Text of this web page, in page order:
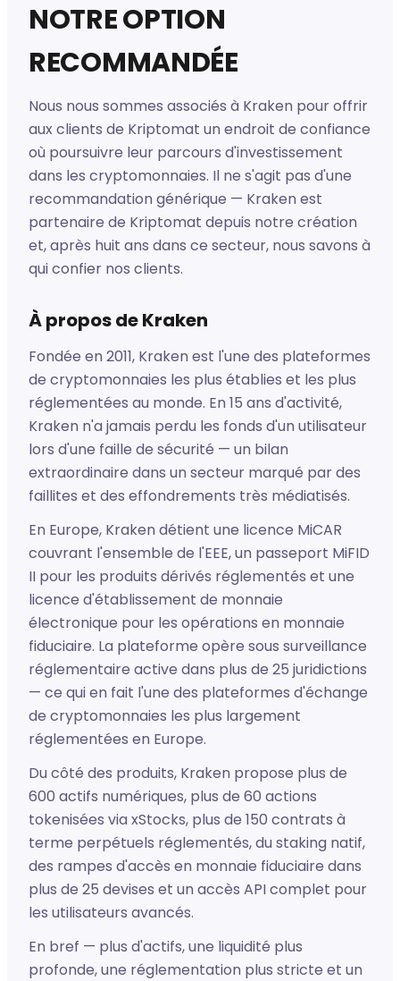
NOTRE OPTION
RECOMMANDÉE
Nous nous sommes associés à Kraken pour offrir
aux clients de Kriptomat un endroit de confiance
où poursuivre leur parcours d'investissement
dans les cryptomonnaies. Il ne s'agit pas d'une
recommandation générique — Kraken est
partenaire de Kriptomat depuis notre création
et, après huit ans dans ce secteur, nous savons à
qui confier nos clients.
À propos de Kraken
Fondée en 2011, Kraken est l'une des plateformes
de cryptomonnaies les plus établies et les plus
réglementées au monde. En 15 ans d'activité,
Kraken n'a jamais perdu les fonds d'un utilisateur
lors d'une faille de sécurité — un bilan
extraordinaire dans un secteur marqué par des
faillites et des effondrements très médiatisés.
En Europe, Kraken détient une licence MiCAR
couvrant l'ensemble de l'EEE, un passeport MiFID
II pour les produits dérivés réglementés et une
licence d'établissement de monnaie
électronique pour les opérations en monnaie
fiduciaire. La plateforme opère sous surveillance
réglementaire active dans plus de 25 juridictions
— ce qui en fait l'une des plateformes d'échange
de cryptomonnaies les plus largement
réglementées en Europe.
Du côté des produits, Kraken propose plus de
600 actifs numériques, plus de 60 actions
tokenisées via xStocks, plus de 150 contrats à
terme perpétuels réglementés, du staking natif,
des rampes d'accès en monnaie fiduciaire dans
plus de 25 devises et un accès API complet pour
les utilisateurs avancés.
En bref — plus d'actifs, une liquidité plus
profonde, une réglementation plus stricte et un